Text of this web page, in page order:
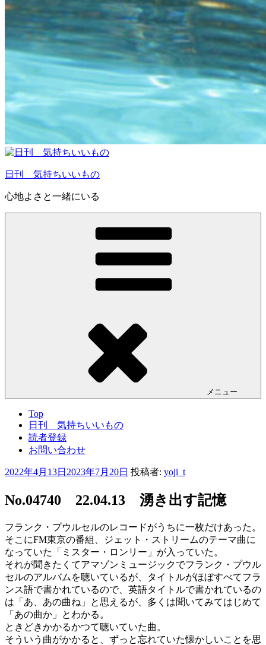
日刊 気持ちいいもの
心地よさと一緒にいる
メニュー
Top
日刊 気持ちいいもの
読者登録
お問い合わせ
投
日:
2022年4月13日 2023年7月20日 投稿者: yoji_t
No.04740 22.04.13 湧き出す記憶
フランク・プウルセルのレコードがうちに一枚だけあった。
そこにFM東京の番組、ジェット・ストリームのテーマ曲に
なっていた「ミスター・ロンリー」が入っていた。
それが聞きたくてアマゾンミュージックでフランク・プウル
セルのアルバムを聴いているが、タイトルがほぼすべてフラ
ンス語で書かれているので、英語タイトルで書かれているの
は「あ、あの曲ね」と思えるが、多くは聞いてみてはじめて
「あの曲か」とわかる。
ときどきかかるかつて聴いていた曲。
そういう曲がかかると、ずっと忘れていた懐かしいことを思